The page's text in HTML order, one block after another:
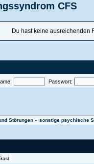
CFS
Du hast keine ausreichenden
Passwort:
Störungen» sonstige psychische